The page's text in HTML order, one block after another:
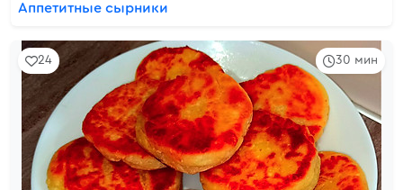
Аппетитные сырники
30 мин
24